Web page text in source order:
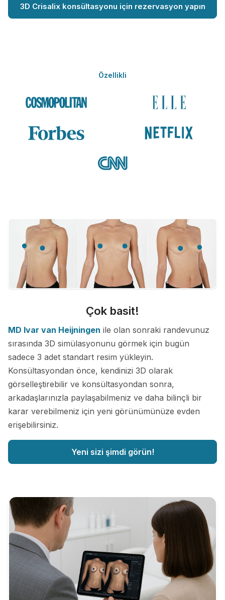
3D Crisalix konsültasyonu için rezervasyon yapın
Özellikli
Çok basit!
MD Ivar van Heijningen ile olan sonraki randevunuz
sırasında 3D simülasyonunu görmek için bugün
sadece 3 adet standart resim yükleyin.
Konsültasyondan önce, kendinizi 3D olarak
görselleştirebilir ve konsültasyondan sonra,
arkadaşlarınızla paylaşabilmeniz ve daha bilinçli bir
karar verebilmeniz için yeni görünümünüze evden
erişebilirsiniz.
Yeni sizi şimdi görün!